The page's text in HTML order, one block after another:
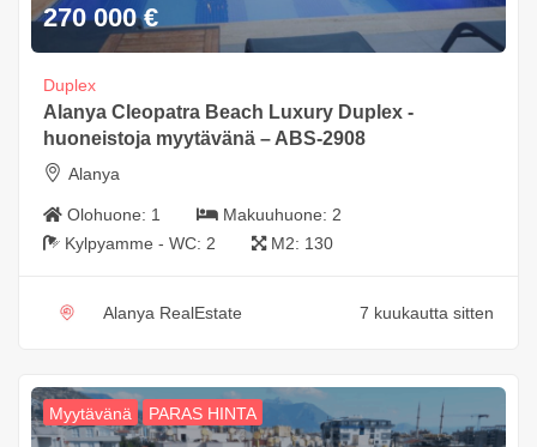
270 000 €
Duplex
Alanya Cleopatra Beach Luxury Duplex -
huoneistoja myytävänä – ABS-2908
Alanya
Olohuone: 1 Makuuhuone: 2
Kylpyamme - WC: 2 M2: 130
Alanya RealEstate 7 kuukautta sitten
Myytävänä PARAS HINTA